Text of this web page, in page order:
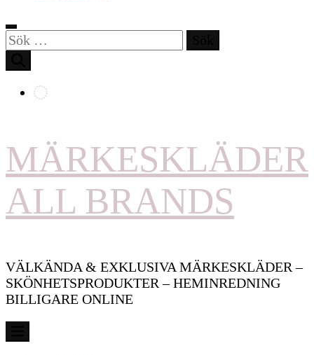
Sök
efter:
MÄRKESKLÄDER
ALL BRANDS
VÄLKÄNDA & EXKLUSIVA MÄRKESKLÄDER –
SKÖNHETSPRODUKTER – HEMINREDNING
BILLIGARE ONLINE